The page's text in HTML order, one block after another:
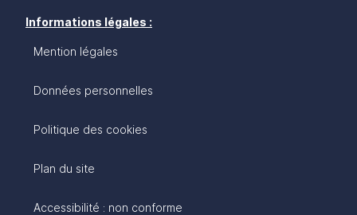
Informations légales :
Mention légales
Données personnelles
Politique des cookies
Plan du site
Accessibilité : non conforme